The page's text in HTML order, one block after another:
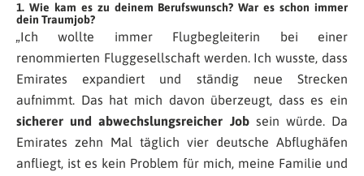
1. Wie kam es zu deinem Berufswunsch? War es schon immer
dein Traumjob?
„Ich wollte immer Flugbegleiterin bei einer
renommierten Fluggesellschaft werden. Ich wusste, dass
Emirates expandiert und ständig neue Strecken
aufnimmt. Das hat mich davon überzeugt, dass es ein
sicherer und abwechslungsreicher Jobsein würde. Da
Emirates zehn Mal täglich vier deutsche Abflughäfen
anfliegt, ist es kein Problem für mich, meine Familie und